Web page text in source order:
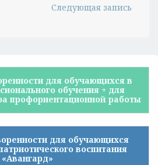
Следующая запись
для обучающихся в
обучения + для
профориентационной работы
для обучающихся
воспитания
«Авангард»